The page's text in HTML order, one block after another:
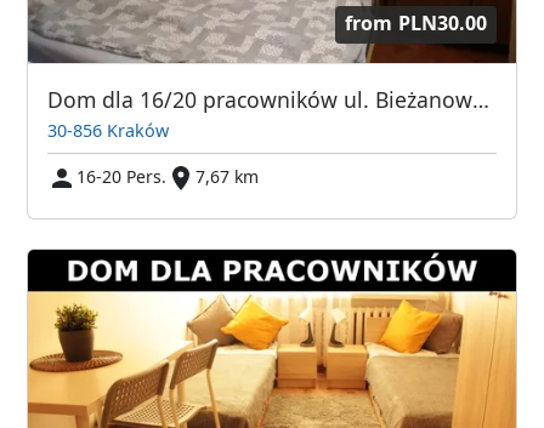
from PLN30.00
Dom dla 16/20 pracowników ul. Bieżanowska
30-856 Kraków
16-20 Pers.
7,67 km